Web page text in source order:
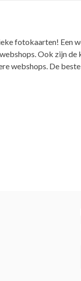
fotokaarten! Een
Ook zijn de
webshops. De